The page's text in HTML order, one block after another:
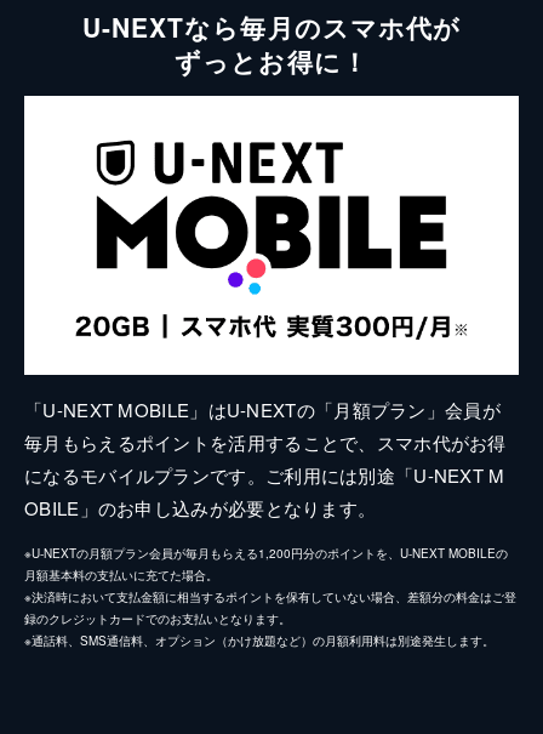
U-NEXTなら毎月のスマホ代が
ずっとお得に！
「U-NEXT MOBILE」はU-NEXTの「月額プラン」会員が
毎月もらえるポイントを活用することで、スマホ代がお得
になるモバイルプランです。ご利用には別途「U-NEXT M
OBILE」のお申し込みが必要となります。
※U-NEXTの月額プラン会員が毎月もらえる1,200円分のポイントを、U-NEXT MOBILEの
月額基本料の支払いに充てた場合。
※決済時において支払金額に相当するポイントを保有していない場合、差額分の料金はご登
録のクレジットカードでのお支払いとなります。
※通話料、SMS通信料、オプション（かけ放題など）の月額利用料は別途発生します。